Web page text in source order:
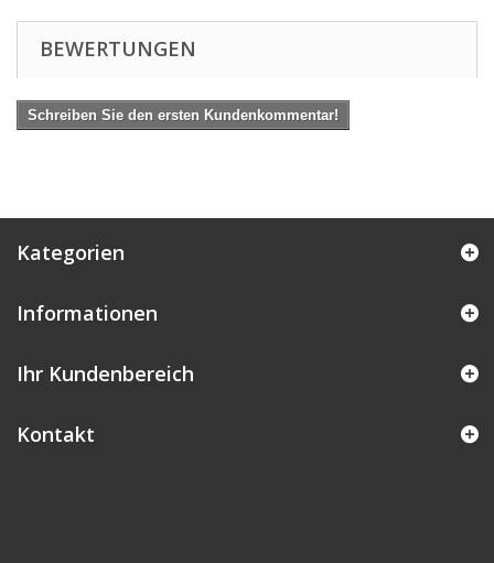
BEWERTUNGEN
Schreiben Sie den ersten Kundenkommentar!
Kategorien
Informationen
Ihr Kundenbereich
Kontakt